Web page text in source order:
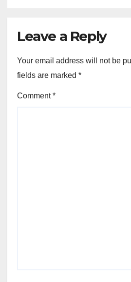
Leave a Reply
Your email address will not be
fields are marked *
Comment*